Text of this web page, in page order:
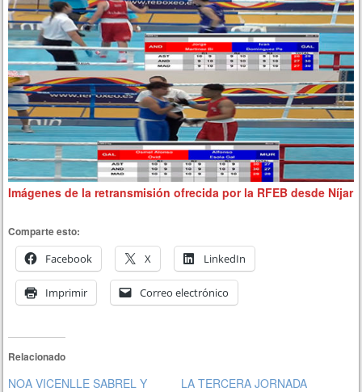
Imágenes de la retransmisión ofrecida por la RFEB desde Níjar
Comparte esto:
Facebook
X LinkedIn
Imprimir Correo electrónico
Relacionado
NOA VICENLLE SABREL Y
LA TERCERA JORNADA